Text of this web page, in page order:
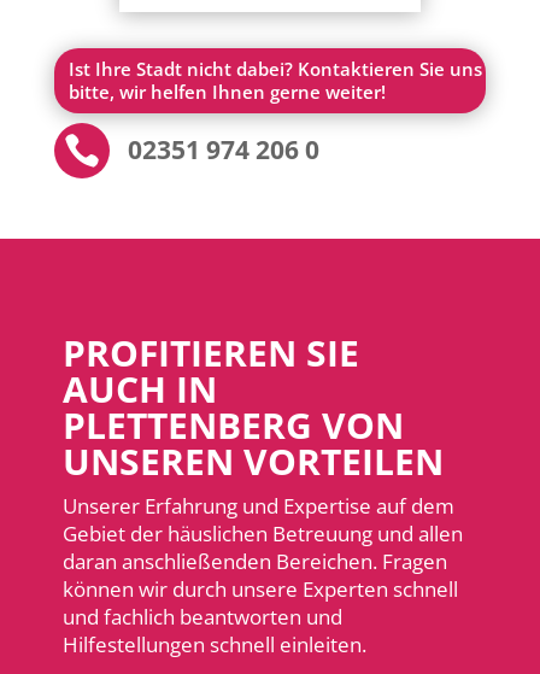
Ist Ihre Stadt nicht dabei? Kontaktieren Sie uns
bitte, wir helfen Ihnen gerne weiter!
 02351 974 206 0
PROFITIEREN SIE
AUCH IN
PLETTENBERG VON
UNSEREN VORTEILEN
Unserer Erfahrung und Expertise auf dem
Gebiet der häuslichen Betreuung und allen
daran anschließenden Bereichen. Fragen
können wir durch unsere Experten schnell
und fachlich beantworten und
Hilfestellungen schnell einleiten.